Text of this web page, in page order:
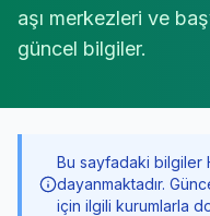
aşı merkezleri ve
güncel bilgiler.
Bu sayfadaki bilgiler
dayanmaktadır.
için ilgili kurumlarla